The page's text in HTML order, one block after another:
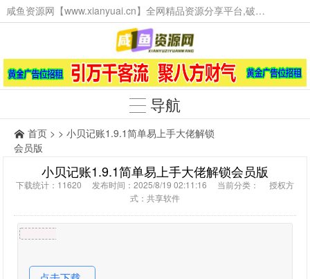
咸鱼资源网【www.xianyuai.cn】全网精品资源分享平台,破解软件,技术源码,火爆项目,工具辅助,这里无所不有。
导航
首页 > > 小贝记账1.9.1简单易上手大佬解锁
会员版
小贝记账1.9.1简单易上手大佬解锁会员版
下载统计：11620 发布时间：2025/8/19 02:11:16 当前分类： 授权方
式：共享软件